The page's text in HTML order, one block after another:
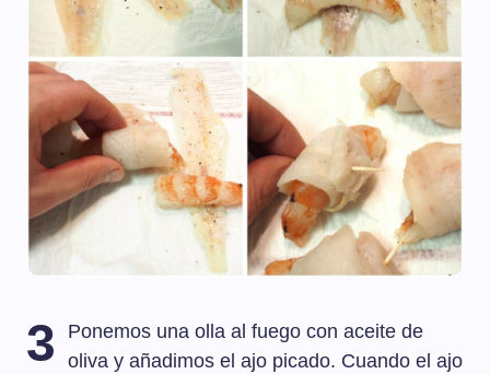
3
Ponemos una olla al fuego con aceite de
oliva y añadimos el ajo picado. Cuando el ajo